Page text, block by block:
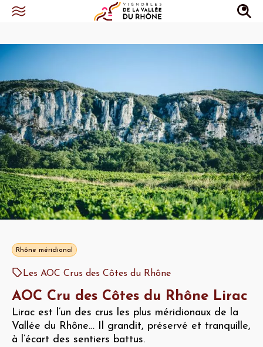
Rhône méridional
Les AOC Crus des Côtes du Rhône
AOC Cru des Côtes du Rhône Lirac
Lirac est l’un des crus les plus méridionaux de la
Vallée du Rhône… Il grandit, préservé et tranquille,
à l’écart des sentiers battus.